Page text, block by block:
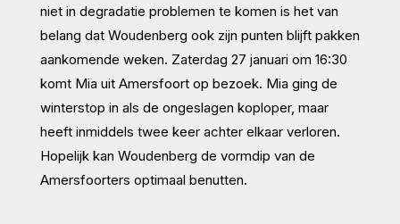
niet in degradatie problemen te komen is het van
belang dat Woudenberg ook zijn punten blijft pakken
aankomende weken. Zaterdag 27 januari om 16:30
komt Mia uit Amersfoort op bezoek. Mia ging de
winterstop in als de ongeslagen koploper, maar
heeft inmiddels twee keer achter elkaar verloren.
Hopelijk kan Woudenberg de vormdip van de
Amersfoorters optimaal benutten.